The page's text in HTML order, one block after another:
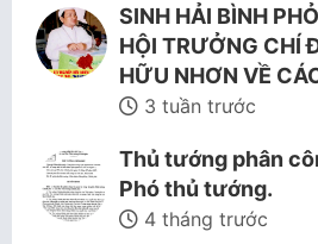
SINH HẢI BÌNH
HỘI TRƯỞNG CHÍ
HỮU NHƠN VỀ
3 tuần trước
Thủ tướng phân
Phó thủ tướng.
4 tháng trước